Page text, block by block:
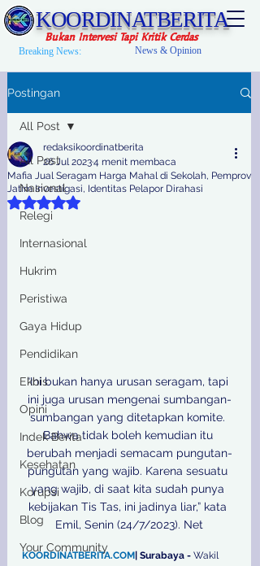
KOORDINATBERITA
Bukan Intervesi Tapi Kritik Cerdas
Breaking News: News & Opinion
Postingan
All Post
Nasional
Relegi
Internasional
Hukrim
Peristiwa
Gaya Hidup
Pendidikan
Ekbis
Opini
Indek Berita
Kesehatan
Korupsi
Blog
Your Community
All Post
Mafia Jual Seragam Harga Mahal di Sekolah, Pemprov
Jatim Investigasi, Identitas Pelapor Dirahasi
redaksikoordinatberita
26 Jul 20234 menit membaca
Dinilai NaN dari 5 bintang.
“Ini bukan hanya urusan seragam, tapi
ini juga urusan mengenai sumbangan-
sumbangan yang ditetapkan komite.
Bahwa tidak boleh kemudian itu
berubah menjadi semacam pungutan-
pungutan yang wajib. Karena sesuatu
yang wajib, di saat kita sudah punya
kebijakan Tis Tas, ini jadinya liar,” kata
KOORDINATBERITA.COM | Surabaya - Wakil